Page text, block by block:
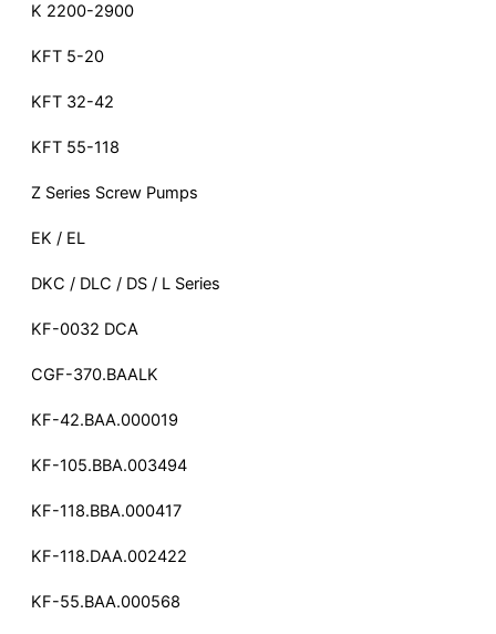
K 2200-2900
KFT 5-20
KFT 32-42
KFT 55-118
Z Series Screw Pumps
EK / EL
DKC / DLC / DS / L Series
KF-0032 DCA
CGF-370.BAALK
KF-42.BAA.000019
KF-105.BBA.003494
KF-118.BBA.000417
KF-118.DAA.002422
KF-55.BAA.000568